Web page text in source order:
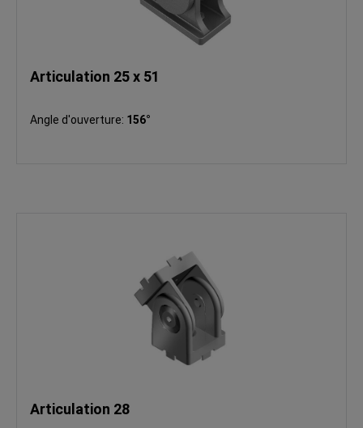
Articulation 25 x 51
Angle d'ouverture: 156°
Articulation 28